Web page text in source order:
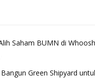
Saham BUMN di
Green Shipyard